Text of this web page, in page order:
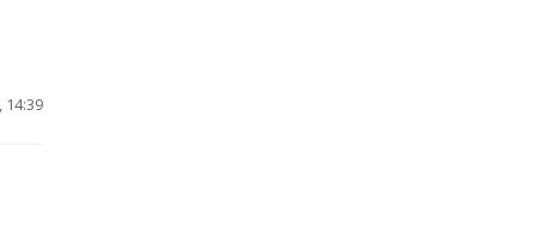
14:39